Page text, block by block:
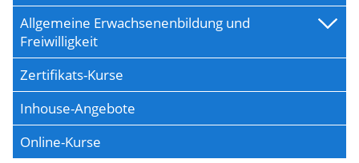
Allgemeine Erwachsenenbildung und
Freiwilligkeit
Zertifikats-Kurse
Inhouse-Angebote
Online-Kurse